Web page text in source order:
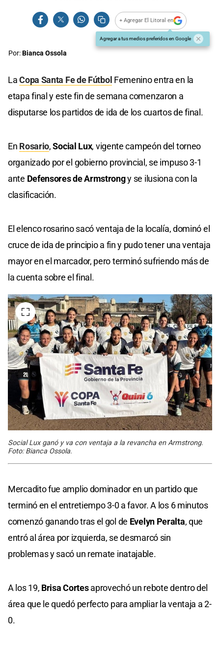
+ Agregar El Litoral en
Agregar a tus medios preferidos en Google
Por:Bianca Ossola
LaCopa Santa Fe de Fútbol Femenino entra en la
etapa final y este fin de semana comenzaron a
disputarse los partidos de ida de los cuartos de final.
En Rosario,Social Lux, vigente campeón del torneo
organizado por el gobierno provincial, se impuso 3-1
ante Defensores de Armstrongy se ilusiona con la
clasificación.
El elenco rosarino sacó ventaja de la localía, dominó el
cruce de ida de principio a fin y pudo tener una ventaja
mayor en el marcador, pero terminó sufriendo más de
la cuenta sobre el final.
Social Lux ganó y va con ventaja a la revancha en Armstrong.
Foto: Bianca Ossola.
Mercadito fue amplio dominador en un partido que
terminó en el entretiempo 3-0 a favor. A los 6 minutos
comenzó ganando tras el gol de Evelyn Peralta, que
entró al área por izquierda, se desmarcó sin
problemas y sacó un remate inatajable.
A los 19, Brisa Cortesaprovechó un rebote dentro del
área que le quedó perfecto para ampliar la ventaja a 2-
0.